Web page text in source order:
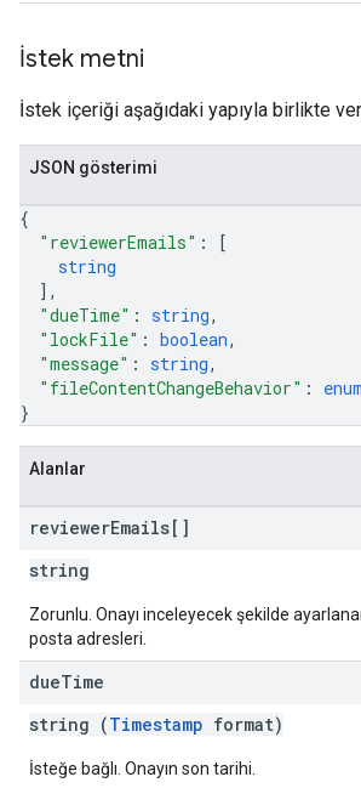
İstek metni
İstek içeriği aşağıdaki yapıyla birlikte
JSON gösterimi
{
"reviewerEmails" :
[
string
] ,
"dueTime" : string,
"lockFile" : boolean,
"message" : string,
"fileContentChangeBehavior" :
}
Alanlar
reviewerEmails[]
string
Zorunlu. Onayı inceleyecek şekilde
posta adresleri.
dueTime
string (Timestamp format)
İsteğe bağlı. Onayın son tarihi.